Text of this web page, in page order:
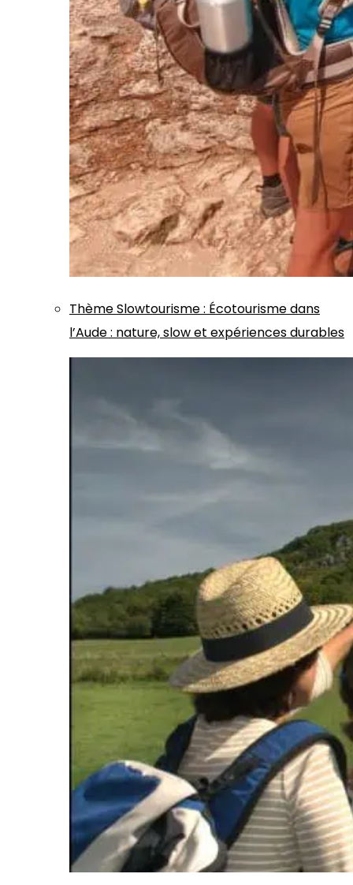
ThèmeSlowtourisme: Écotourisme dans
l’Aude : nature, slow et expériences durables